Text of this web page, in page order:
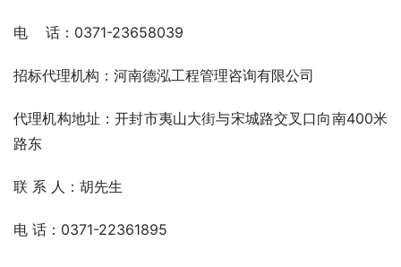
电    话：0371-23658039
招标代理机构：河南德泓工程管理咨询有限公司
代理机构地址：开封市夷山大街与宋城路交叉口向南400米
路东
联 系 人：胡先生
电 话：0371-22361895